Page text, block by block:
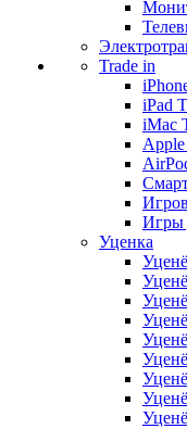
Trade in
iPad
iMac
Apple
Игры
Уценка